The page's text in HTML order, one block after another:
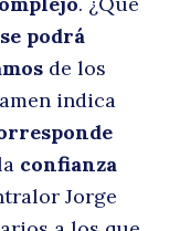
podrá
de los
indica
confianza
Jorge